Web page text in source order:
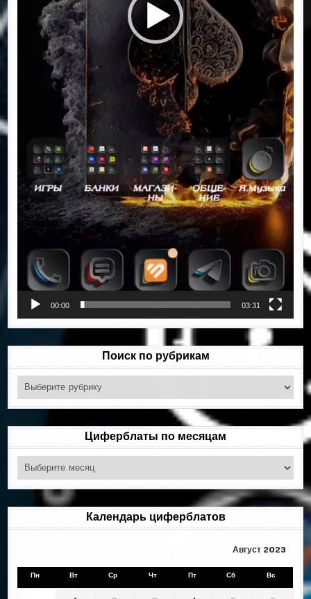
00:00 03:31
Поиск по рубрикам
Поиск
рубрикам
Циферблаты по месяцам
Циферблаты
месяцам
Календарь циферблатов
Август 2023
Пн Вт Ср Чт Пт Сб Вс